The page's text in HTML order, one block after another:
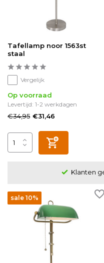
Tafellamp noor 1563st
staal
Vergelijk
Op voorraad
Levertijd: 1-2 werkdagen
€34,95 €31,46
Klanten
sale 10%